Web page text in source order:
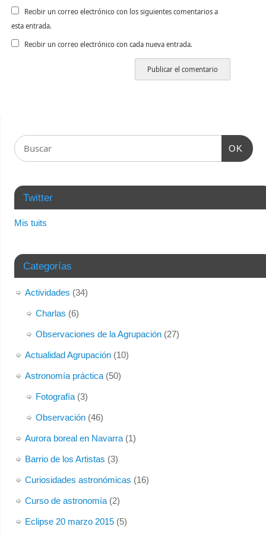
Recibir un correo electrónico con los siguientes comentarios a
esta entrada.
Recibir un correo electrónico con cada nueva entrada.
OK
Twitter
Mis tuits
Categorías
Actividades (34)
Charlas (6)
Observaciones de la Agrupación(27)
Actualidad Agrupación(10)
Astronomía práctica(50)
Fotografía(3)
Observación(46)
Aurora boreal en Navarra(1)
Barrio de los Artistas (3)
Curiosidades astronómicas (16)
Curso de astronomía(2)
Eclipse 20 marzo 2015(5)